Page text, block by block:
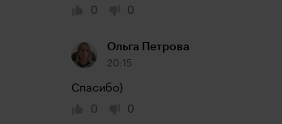
0
0
Ольга Петрова
20:15
Спасибо)
0
0